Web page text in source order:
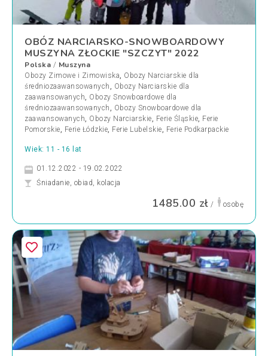
OBÓZ NARCIARSKO-SNOWBOARDOWY
MUSZYNA ZŁOCKIE "SZCZYT" 2022
Polska / Muszyna
Obozy Zimowe i Zimowiska, Obozy Narciarskie dla
średniozaawansowanych , Obozy Narciarskie dla
zaawansowanych, Obozy Snowboardowe dla
średniozaawansowanych , Obozy Snowboardowe dla
zaawansowanych, Obozy Narciarskie, Ferie Śląskie, Ferie
Pomorskie, Ferie Łódzkie, Ferie Lubelskie, Ferie Podkarpackie
Wiek: 11 - 16 lat
01.12.2022 - 19.02.2022
Śniadanie, obiad, kolacja
1485.00 zł / osobę